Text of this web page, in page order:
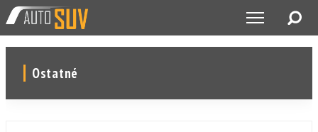
Ostatné